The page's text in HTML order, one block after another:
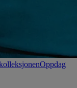
Oppdag